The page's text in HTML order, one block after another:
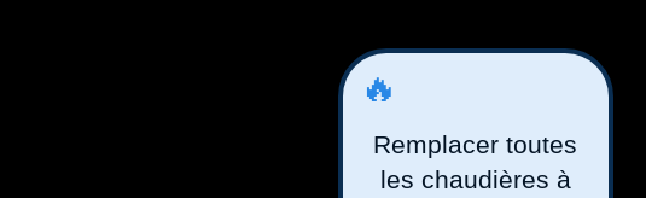
🔥
Remplacer toutes
les chaudières à